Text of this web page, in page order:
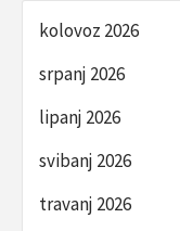
kolovoz 2026
srpanj 2026
lipanj 2026
svibanj 2026
travanj 2026